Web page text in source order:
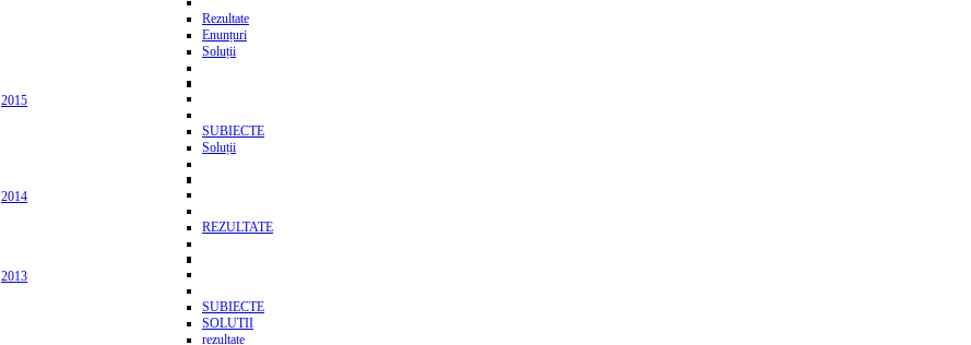
Rezultate
Enunțuri
Soluții
2015
SUBIECTE
Soluții
2014
REZULTATE
2013
SUBIECTE
SOLUTII
rezultate